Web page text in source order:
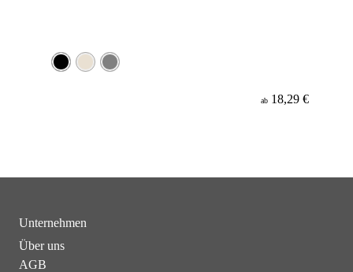
ab 18,29 €
Unternehmen
Über uns
AGB